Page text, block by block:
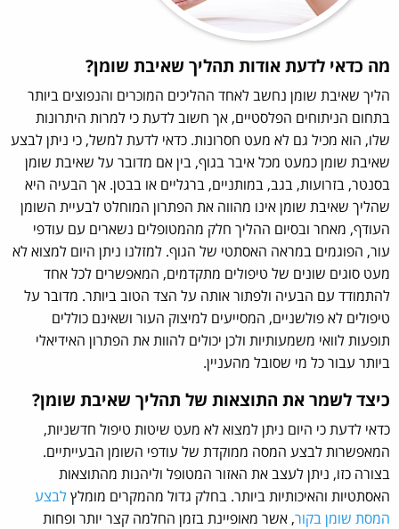
מה כדאי לדעת אודות תהליך שאיבת שומן?
הליך שאיבת שומן נחשב לאחד ההליכים המוכרים והנפוצים ביותר
בתחום הניתוחים הפלסטיים, אך חשוב לדעת כי למרות היתרונות
שלו, הוא מכיל גם לא מעט חסרונות. כדאי לדעת למשל, כי ניתן לבצע
שאיבת שומן כמעט מכל איבר בגוף, בין אם מדובר על שאיבת שומן
בסנטר, בזרועות, בגב, במותניים, ברגליים או בבטן. אך הבעיה היא
שהליך שאיבת שומן אינו מהווה את הפתרון המוחלט לבעיית השומן
העודף, מאחר ובסיום ההליך חלק מהמטופלים נשארים עם עודפי
עור, הפוגמים במראה האסתטי של הגוף. למזלנו ניתן היום למצוא לא
מעט סוגים שונים של טיפולים מתקדמים, המאפשרים לכל אחד
להתמודד עם הבעיה ולפתור אותה על הצד הטוב ביותר. מדובר על
טיפולים לא פולשניים, המסייעים למיצוק העור ושאינם כוללים
תופעות לוואי משמעותיות ולכן יכולים להוות את הפתרון האידיאלי
ביותר עבור כל מי שסובל מהעניין.
כיצד לשמר את התוצאות של תהליך שאיבת שומן?
כדאי לדעת כי היום ניתן למצוא לא מעט שיטות טיפול חדשניות,
המאפשרות לבצע המסה ממוקדת של עודפי השומן הבעייתיים.
בצורה כזו, ניתן לעצב את האזור המטופל וליהנות מהתוצאות
האסתטיות והאיכותיות ביותר. בחלק גדול מהמקרים מומלץלבצע
המסת שומן בקור, אשר מאופיינת בזמן החלמה קצר יותר ופחות